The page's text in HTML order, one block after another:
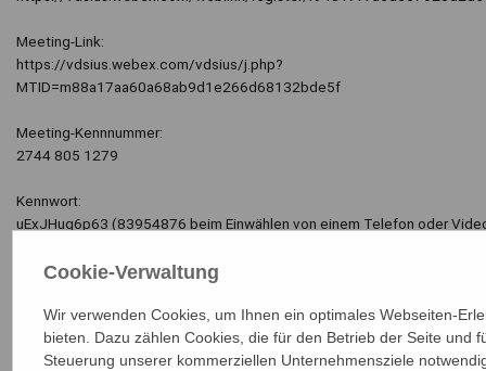
Meeting-Link:
https://vdsius.webex.com/vdsius/j.php?
MTID=m88a17aa60a68ab9d1e266d68132bde5f
Meeting-Kennnummer:
2744 805 1279
Kennwort:
uExJHuq6p63 (83954876 beim Einwählen von einem Telefon oder
Über Videosystem beitreten
Sie können auch 62.109.219.4 wählen und Ihre Meeting-Kennnummer
Über Telefon beitreten
Cookie-Verwaltung
Wir verwenden Cookies, um Ihnen ein optimales Webseiten-
bieten. Dazu zählen Cookies, die für den Betrieb der Seite und
Steuerung unserer kommerziellen Unternehmensziele